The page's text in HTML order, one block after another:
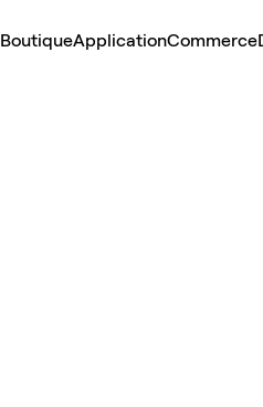
BoutiqueApplicationCommerce